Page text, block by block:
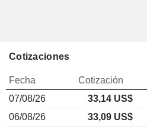
Cotizaciones
Fecha Cotización
07/08/26
33,14 US$
06/08/26
33,09 US$